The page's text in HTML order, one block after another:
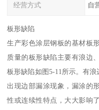
经营方式 自
板形缺陷
生产彩色涂层钢板的基材板
质量的板形缺陷主要有浪边
板形缺陷如图5-11所示。有
出现边部漏涂现象，漏涂的
性或连续性特点，大大影响